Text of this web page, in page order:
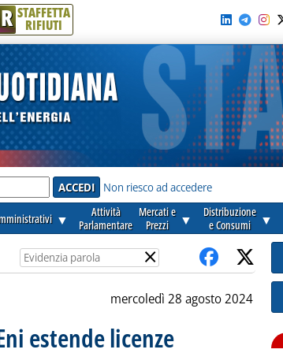
R STAFFETTA
RIFIUTI
Non riesco ad accedere
▼
Attività
Parlamentare
Mercati e
Prezzi
▼
Distribuzione
e Consumi
▼
×
mercoledì 28 agosto 2024
estende licenze